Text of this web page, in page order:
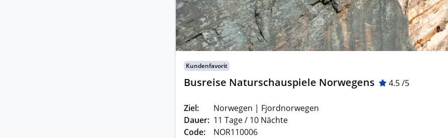
Kundenfavorit
Busreise Naturschauspiele Norwegens 4.5 /5
Ziel:
Norwegen | Fjordnorwegen
Dauer: 11 Tage / 10 Nächte
Code:
NOR110006